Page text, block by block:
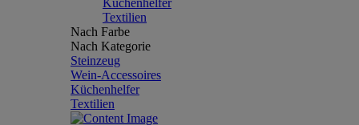
Küchenhelfer
Textilien
Nach Farbe
Nach Kategorie
Steinzeug
Wein-Accessoires
Küchenhelfer
Textilien